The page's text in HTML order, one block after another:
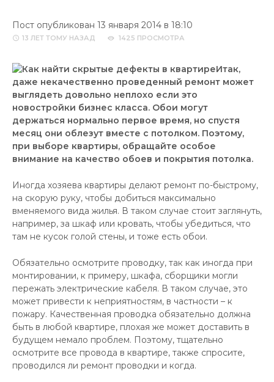
Пост опубликован 13 января 2014 в 18:10
13 ЛЕТ ТОМУ НАЗАД 1425 ПРОСМОТРА
Итак,
даже некачественно проведенный ремонт может
выглядеть довольно неплохо если это
новостройки бизнес класса. Обои могут
держаться нормально первое время, но спустя
месяц они облезут вместе с потолком. Поэтому,
при выборе квартиры, обращайте особое
внимание на качество обоев и покрытия потолка.
Иногда хозяева квартиры делают ремонт по-быстрому,
на скорую руку, чтобы добиться максимально
вменяемого вида жилья. В таком случае стоит заглянуть,
например, за шкаф или кровать, чтобы убедиться, что
там не кусок голой стены, и тоже есть обои.
Обязательно осмотрите проводку, так как иногда при
монтировании, к примеру, шкафа, сборщики могли
пережать электрические кабеля. В таком случае, это
может привести к неприятностям, в частности – к
пожару. Качественная проводка обязательно должна
быть в любой квартире, плохая же может доставить в
будущем немало проблем. Поэтому, тщательно
осмотрите все провода в квартире, также спросите,
проводился ли ремонт проводки и когда.